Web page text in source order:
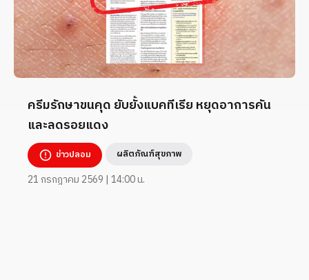
ครีมรักษาขนคุด ยับยั้งแบคทีเรีย หยุดอาการคัน
และลดรอยแดง
ข่าวปลอม ผลิตภัณฑ์สุขภาพ
21 กรกฎาคม 2569 | 14:00 น.